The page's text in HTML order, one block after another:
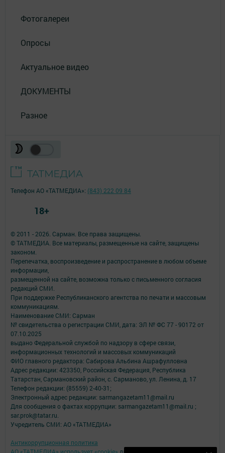
Фотогалереи
Опросы
Актуальное видео
ДОКУМЕНТЫ
Разное
© 2011 - 2026. Сарман. Все права защищены.
© ТАТМЕДИА. Все материалы, размещенные на сайте, защищены
законом.
Перепечатка, воспроизведение и распространение в любом объеме
информации,
размещенной на сайте, возможна только с письменного согласия
редакций СМИ.
При поддержке Республиканского агентства по печати и массовым
коммуникациям.
Наименование СМИ: Сарман
№ свидетельства о регистрации СМИ, дата: ЭЛ № ФС 77 - 90172 от
07.10.2025
выдано Федеральной службой по надзору в сфере связи,
информационных технологий и массовых коммуникаций
ФИО главного редактора: Сабирова Альбина Ашрафулловна
Адрес редакции: 423350, Российская Федерация, Республика
Татарстан, Сармановский район, с. Сарманово, ул. Ленина, д. 17
Телефон редакции: (85559) 2-40-31;
Электронный адрес редакции: sarmangazetam11@mail.ru
Для сообщения о фактах коррупции: sarmangazetam11@mail.ru ;
sar.prok@tatar.ru.
Учредитель СМИ: АО «ТАТМЕДИА»
Антикоррупционная политика
Телефон АО «ТАТМЕДИА»: (843) 222 09 84
18+